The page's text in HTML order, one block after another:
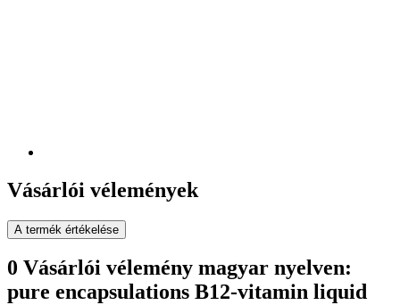
Vásárlói vélemények
A termék értékelése
0 Vásárlói vélemény magyar nyelven:
pure encapsulations B12-vitamin liquid